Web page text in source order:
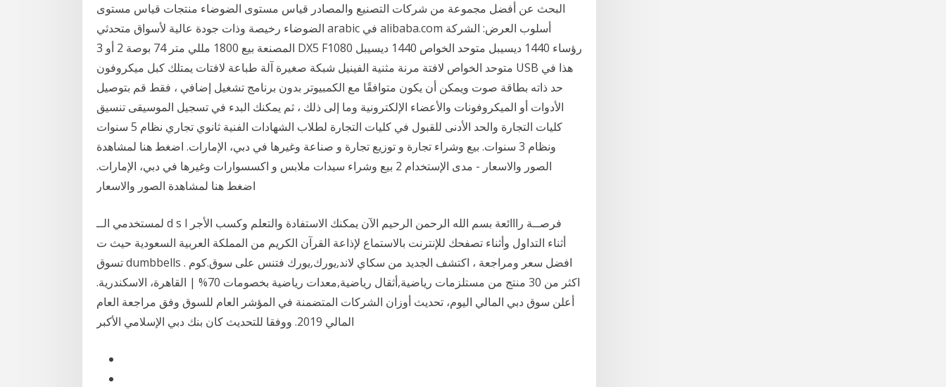
البحث عن أفضل مجموعة من شركات التصنيع والمصادر قياس مستوى الضوضاء منتجات قياس مستوى
الضوضاء رخيصة وذات جودة عالية لأسواق متحدثي arabic في alibaba.com أسلوب العرض: الشركة
المصنعة بيع 1800 مللي متر 74 بوصة 2 أو 3 DX5 F1080 رؤساء 1440 ديسيبل متوحد الخواص 1440 ديسيبل
متوحد الخواص لافتة مرنة مثنية الفينيل شبكة صغيرة آلة طباعة لافتات يمتلك كبل ميكروفون USB هذا في
حد ذاته بطاقة صوت ويمكن أن يكون متوافقًا مع الكمبيوتر بدون برنامج تشغيل إضافي ، فقط قم بتوصيل
الأدوات أو الميكروفونات والأعضاء الإلكترونية وما إلى ذلك ، ثم يمكنك البدء في تسجيل الموسيقى تنسيق
كليات التجارة والحد الأدنى للقبول في كليات التجارة لطلاب الشهادات الفنية ثانوي تجاري نظام 5 سنوات
ونظام 3 سنوات. بيع وشراء تجارة و توزيع تجارة و صناعة وغيرها في دبي، الإمارات. اضغط هنا لمشاهدة
الصور والاسعار - مدى الإستخدام 2 بيع وشراء سيدات ملابس و اكسسوارات وغيرها في دبي، الإمارات.
اضغط هنا لمشاهدة الصور والاسعار
لمستخدمي الــ d s l فرصــة رااائعة بسم الله الرحمن الرحيم الآن يمكنك الاستفادة والتعلم وكسب الأجر
أثناء التداول وأثناء تصفحك للإنترنت بالاستماع لإذاعة القرآن الكريم من المملكة العربية السعودية حيث ت
تسوق dumbbells افضل سعر ومراجعة ، اكتشف الجديد من سكاي لاند,يورك,يورك فتنس على سوق.كوم .
اكثر من 30 منتج من مستلزمات رياضية,أثقال رياضية,معدات رياضية بخصومات 70% | القاهرة، الاسكندرية.
أعلن سوق دبي المالي اليوم، تحديث أوزان الشركات المتضمنة في المؤشر العام للسوق وفق مراجعة العام
المالي 2019. ووفقا للتحديث كان بنك دبي الإسلامي الأكبر